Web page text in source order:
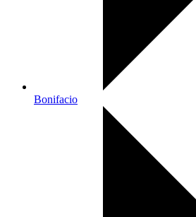
Bonifacio